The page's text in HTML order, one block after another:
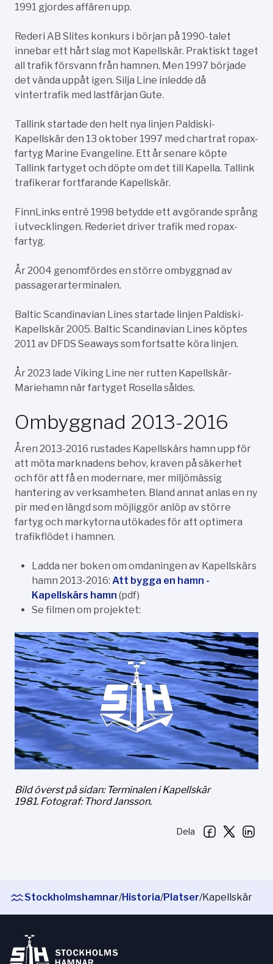
1991 gjordes affären upp.
Rederi AB Slites konkurs i början på 1990-talet
innebar ett hårt slag mot Kapellskär. Praktiskt taget
all trafik försvann från hamnen. Men 1997 började
det vända uppåt igen. Silja Line inledde då
vintertrafik med lastfärjan Gute.
Tallink startade den helt nya linjen Paldiski-
Kapellskär den 13 oktober 1997 med chartrat ropax-
fartyg Marine Evangeline. Ett år senare köpte
Tallink fartyget och döpte om det till Kapella. Tallink
trafikerar fortfarande Kapellskär.
FinnLinks entré 1998 betydde ett avgörande språng
i utvecklingen. Rederiet driver trafik med ropax-
fartyg.
År 2004 genomfördes en större ombyggnad av
passagerarterminalen.
Baltic Scandinavian Lines startade linjen Paldiski-
Kapellskär 2005. Baltic Scandinavian Lines köptes
2011 av DFDS Seaways som fortsatte köra linjen.
År 2023 lade Viking Line ner rutten Kapellskär-
Mariehamn när fartyget Rosella såldes.
Ombyggnad 2013-2016
Åren 2013-2016 rustades Kapellskärs hamn upp för
att möta marknadens behov, kraven på säkerhet
och för att få en modernare, mer miljömässig
hantering av verksamheten. Bland annat anlas en ny
pir med en längd som möjliggör anlöp av större
fartyg och markytorna utökades för att optimera
trafikflödet i hamnen.
Ladda ner boken om omdaningen av Kapellskärs
hamn 2013-2016: Att bygga en hamn -
Kapellskärs hamn (pdf)
Se filmen om projektet:
Bild överst på sidan: Terminalen i Kapellskär
1981. Fotograf: Thord Jansson.
Dela
Stockholmshamnar/Historia/Platser/Kapellskär